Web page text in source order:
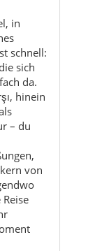
in
schnell:
sich
da.
hinein
– du
von